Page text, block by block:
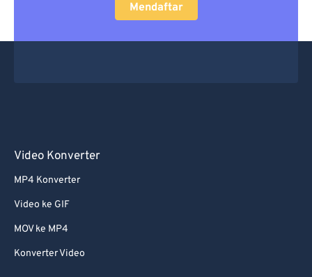
Mendaftar
Video Konverter
MP4 Konverter
Video ke GIF
MOV ke MP4
Konverter Video